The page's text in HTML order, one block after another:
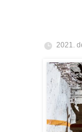
2021.